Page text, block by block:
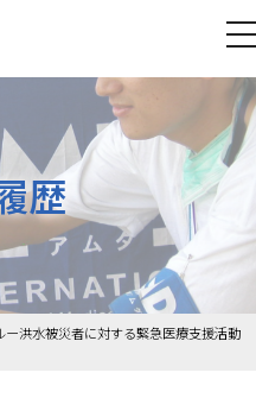
歴
洪水被災者に対する緊急医療支援活動